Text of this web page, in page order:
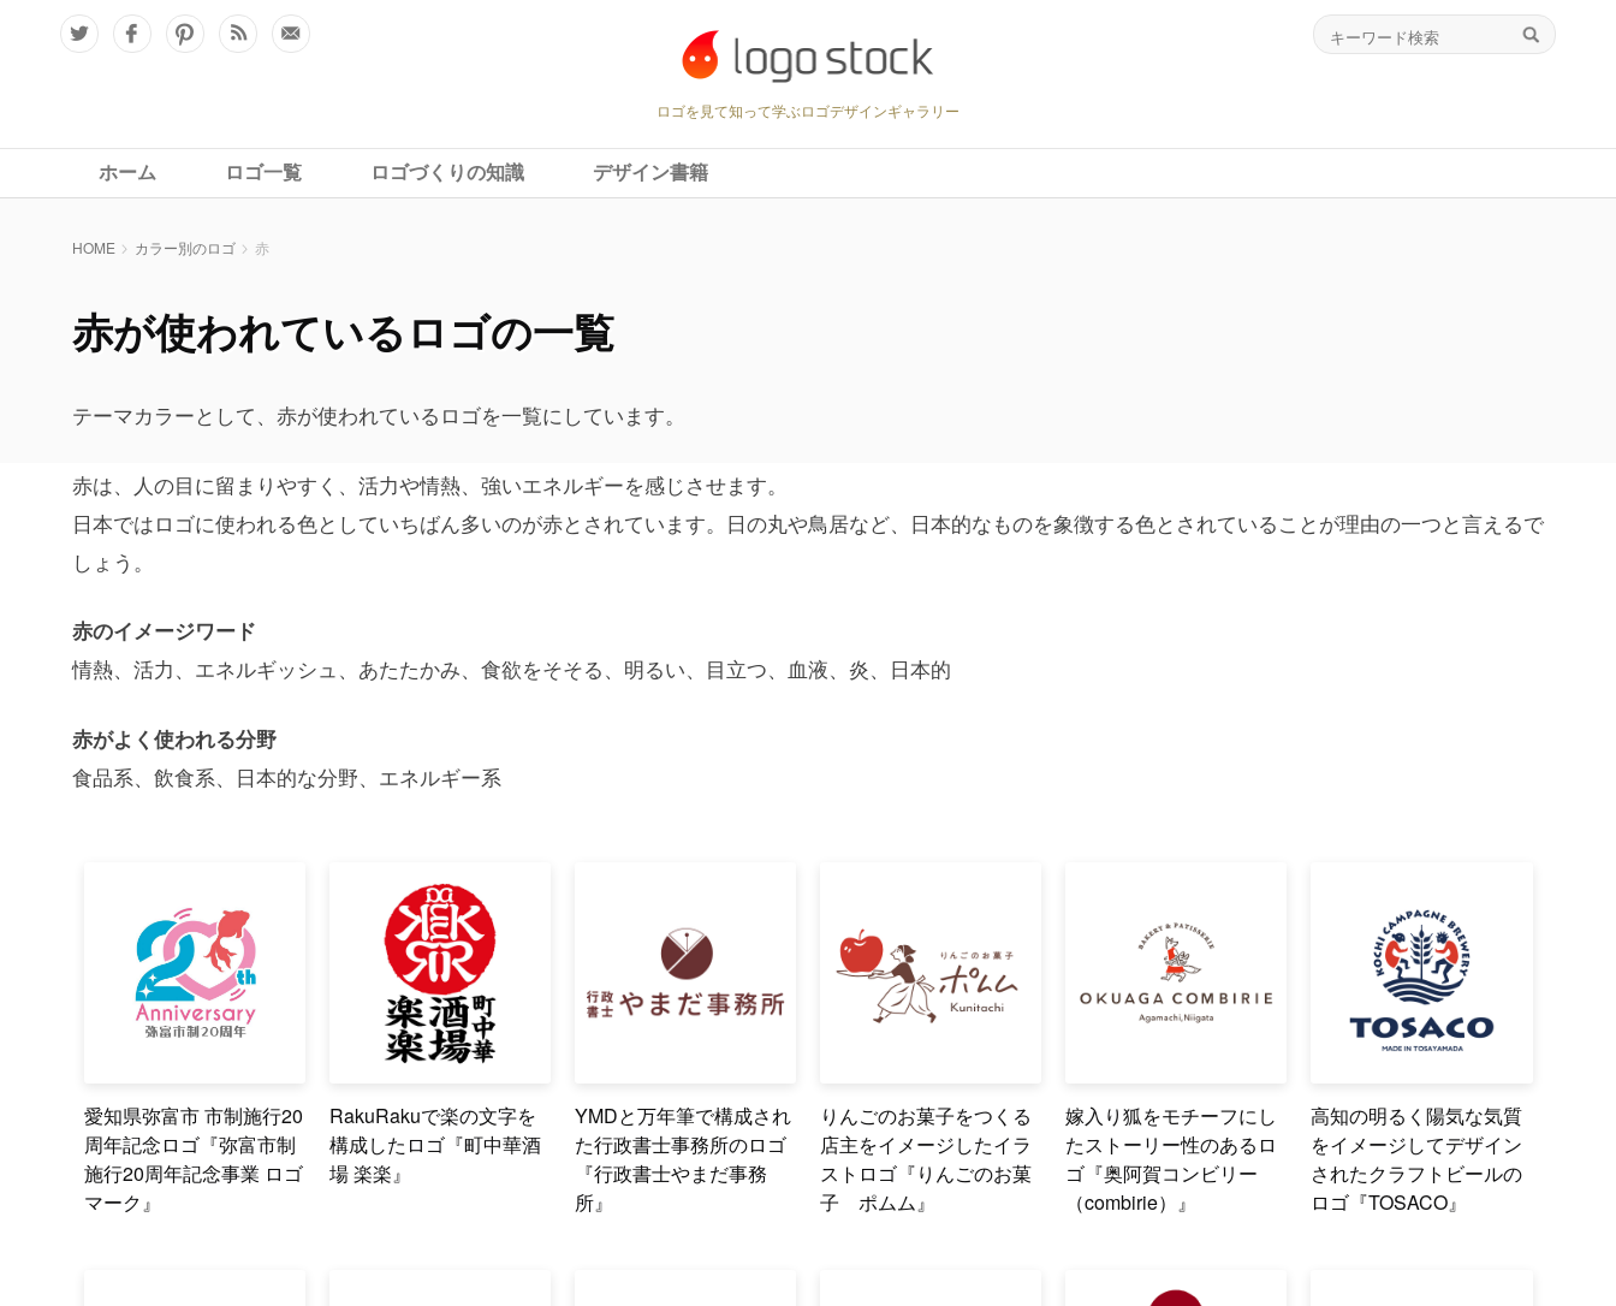
ロゴを見て知って学ぶロゴデザインギャラリー
ホーム ロゴ一覧 ロゴづくりの知識 デザイン書籍
HOME カラー別のロゴ 赤
赤が使われているロゴの一覧
テーマカラーとして、赤が使われているロゴを一覧にしています。
赤は、人の目に留まりやすく、活力や情熱、強いエネルギーを感じさせます。
日本ではロゴに使われる色としていちばん多いのが赤とされています。日の丸や鳥居など、日本的なものを象徴する色とされていることが理由の一つと言えるで
しょう。
赤のイメージワード
情熱、活力、エネルギッシュ、あたたかみ、食欲をそそる、明るい、目立つ、血液、炎、日本的
赤がよく使われる分野
食品系、飲食系、日本的な分野、エネルギー系
愛知県弥富市 市制施行20
周年記念ロゴ『弥富市制
施行20周年記念事業 ロゴ
マーク』
RakuRakuで楽の文字を
構成したロゴ『町中華酒
場 楽楽』
YMDと万年筆で構成され
た行政書士事務所のロゴ
『行政書士やまだ事務
所』
りんごのお菓子をつくる
店主をイメージしたイラ
ストロゴ『りんごのお菓
子 ポムム』
嫁入り狐をモチーフにし
たストーリー性のあるロ
ゴ『奥阿賀コンビリー
（combirie）』
高知の明るく陽気な気質
をイメージしてデザイン
されたクラフトビールの
ロゴ『TOSACO』